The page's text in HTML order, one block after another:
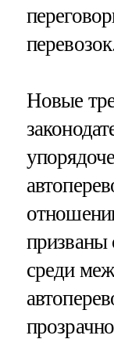
Новые
призваны
среди